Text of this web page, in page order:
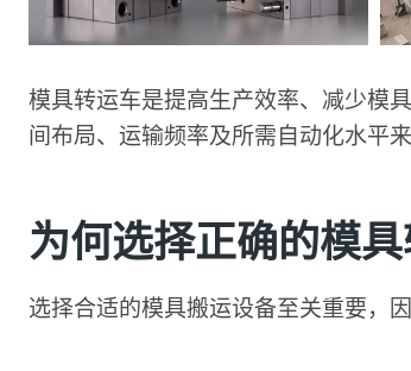
模具转运车是提高生产效率、减少模
间布局、运输频率及所需自动化水平
为何选择正确的模
选择合适的模具搬运设备至关重要，